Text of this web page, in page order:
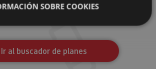
organizadas, visitas y los eventos más
Ir al buscador de planes
SOBRE COOKIES